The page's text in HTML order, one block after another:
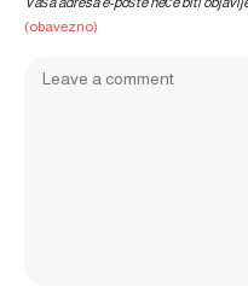
(obavezno)